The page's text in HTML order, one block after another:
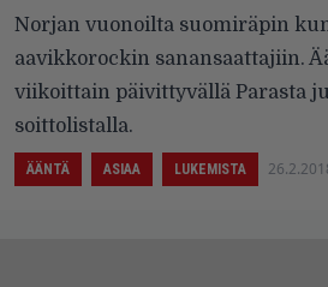
Norjan vuonoilta suomiräpin
aavikkorockin sanansaattajiin.
viikoittain päivittyvällä Parasta
soittolistalla.
ÄÄNTÄ ASIAA LUKEMISTA